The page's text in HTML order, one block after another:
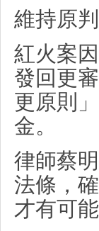
維持原
紅火案
發回更
更原則
金。
律師蔡
法條，
才有可能